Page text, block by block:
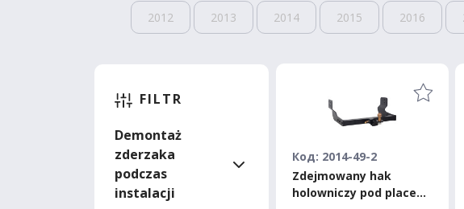
2012 2013 2014 2015 2016
FILTR
Demontaż
zderzaka
podczas
instalacji
Код: 2014-49-2
Zdejmowany hak
holowniczy pod placem